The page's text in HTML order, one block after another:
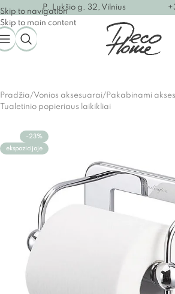
Skip to navigation
Skip to main content
P. Lukšio g. 32, Vilnius
Pradžia/Vonios aksesuarai/Pakabinami
Tualetinio popieriaus laikikliai
-23%
ekspozicijoje